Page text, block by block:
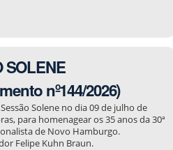
SOLENE
nº144/2026)
Solene no dia 09 de julho de
para homenagear os 35 anos da 30ª
de Novo Hamburgo.
Felipe Kuhn Braun.